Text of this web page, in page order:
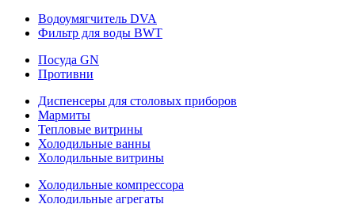
Водоумягчитель DVA
Фильтр для воды BWT
Посуда GN
Противни
Диспенсеры для столовых приборов
Мармиты
Тепловые витрины
Холодильные ванны
Холодильные витрины
Холодильные компрессора
Холодильные агрегаты